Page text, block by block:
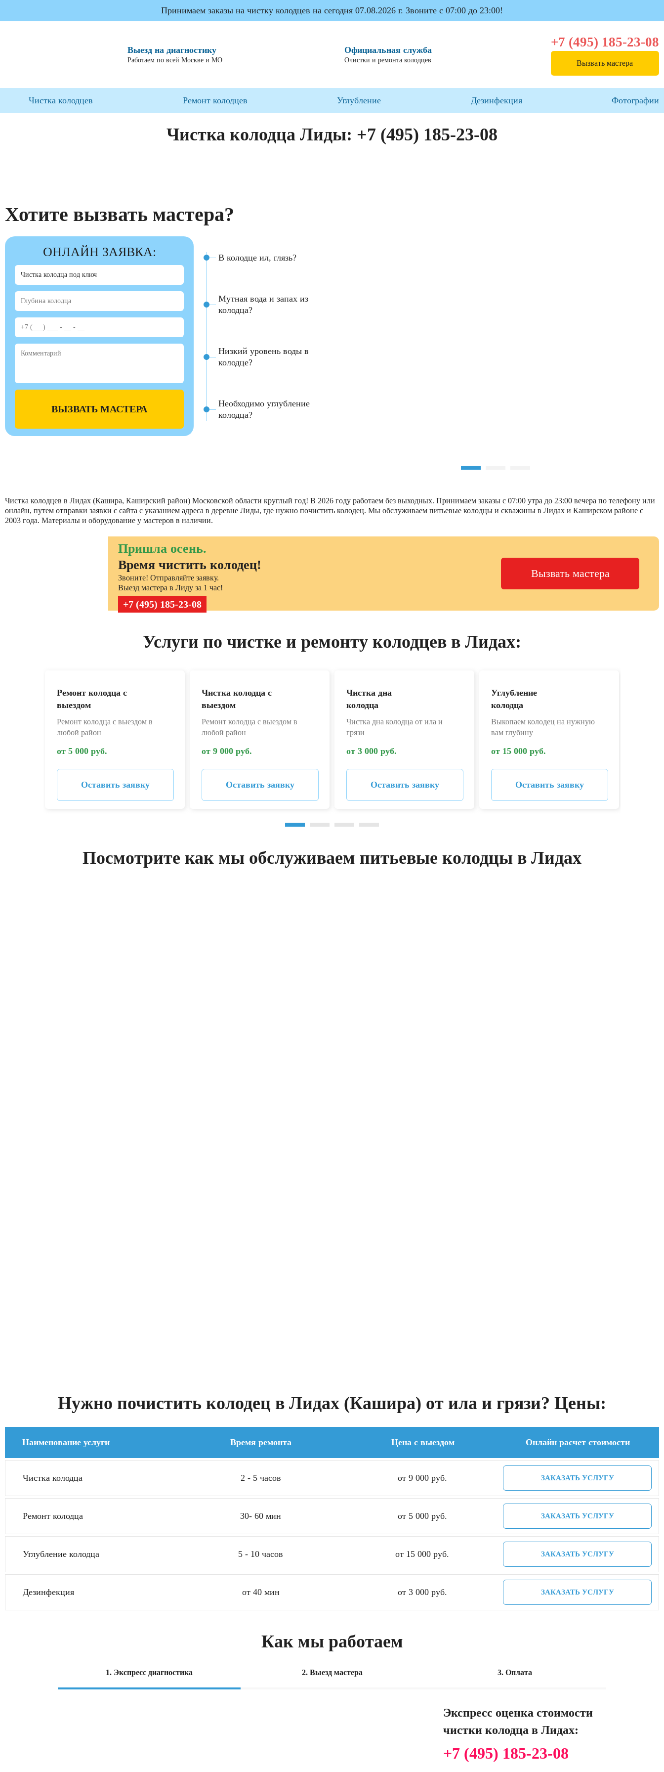
Принимаем заказы на чистку колодцев на сегодня 07.08.2026 г. Звоните с 07:00 до 23:00!
Выезд на диагностику
Работаем по всей Москве и МО
Официальная служба
Очистки и ремонта колодцев
+7 (495) 185-23-08
Вызвать мастера
Чистка колодцев Ремонт колодцев Углубление Дезинфекция Фотографии
Чистка колодца Лиды: +7 (495) 185-23-08
Хотите вызвать мастера?
ОНЛАЙН ЗАЯВКА:
ВЫЗВАТЬ МАСТЕРА
В колодце ил, глязь?
Мутная вода и запах из
колодца?
Низкий уровень воды в
колодце?
Необходимо углубление
колодца?
Чистка колодцев в Лидах (Кашира, Каширский район) Московской области круглый год! В 2026 году работаем без выходных. Принимаем заказы с 07:00 утра до 23:00 вечера по телефону или
онлайн, путем отправки заявки с сайта с указанием адреса в деревне Лиды, где нужно почистить колодец. Мы обслуживаем питьевые колодцы и скважины в Лидах и Каширском районе с
2003 года. Материалы и оборудование у мастеров в наличии.
Пришла осень.
Время чистить колодец!
Звоните! Отправляйте заявку.
Выезд мастера в Лиду за 1 час!
+7 (495) 185-23-08
Вызвать мастера
Услуги по чистке и ремонту колодцев в Лидах:
Ремонт колодца с
выездом
Ремонт колодца с выездом в
любой район
от 5 000 руб.
Оставить заявку
Чистка колодца с
выездом
Ремонт колодца с выездом в
любой район
от 9 000 руб.
Оставить заявку
Чистка дна
колодца
Чистка дна колодца от ила и
грязи
от 3 000 руб.
Оставить заявку
Углубление
колодца
Выкопаем колодец на нужную
вам глубину
от 15 000 руб.
Оставить заявку
Посмотрите как мы обслуживаем питьевые колодцы в Лидах
Нужно почистить колодец в Лидах (Кашира) от ила и грязи? Цены:
Наименование услуги Время ремонта Цена с выездом Онлайн расчет стоимости
Чистка колодца 2 - 5 часов от 9 000 руб. ЗАКАЗАТЬ УСЛУГУ
Ремонт колодца 30- 60 мин от 5 000 руб. ЗАКАЗАТЬ УСЛУГУ
Углубление колодца 5 - 10 часов от 15 000 руб. ЗАКАЗАТЬ УСЛУГУ
Дезинфекция от 40 мин от 3 000 руб. ЗАКАЗАТЬ УСЛУГУ
Как мы работаем
1. Экспресс диагностика 2. Выезд мастера 3. Оплата
Экспресс оценка стоимости
чистки колодца в Лидах:
+7 (495) 185-23-08